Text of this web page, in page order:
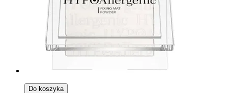
Do koszyka